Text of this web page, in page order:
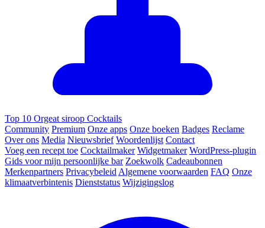
Top 10 Orgeat siroop Cocktails
Community Premium Onze apps Onze boeken Badges Reclame
Over ons Media Nieuwsbrief Woordenlijst Contact
Voeg een recept toe Cocktailmaker Widgetmaker WordPress-plugin
Gids voor mijn persoonlijke bar Zoekwolk Cadeaubonnen
Merkenpartners Privacybeleid Algemene voorwaarden FAQ Onze
klimaatverbintenis Dienststatus Wijzigingslog